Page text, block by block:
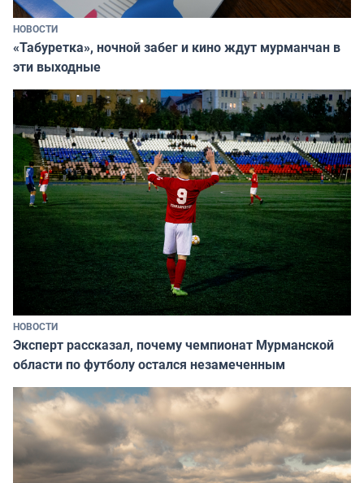
НОВОСТИ
«Табуретка», ночной забег и кино ждут мурманчан в
эти выходные
НОВОСТИ
Эксперт рассказал, почему чемпионат Мурманской
области по футболу остался незамеченным